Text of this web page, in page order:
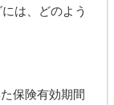
は、どのよう
保険有効期間